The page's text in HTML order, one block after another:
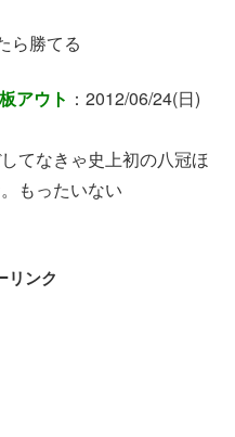
ら勝てる
アウト ：2012/06/24(日)
てなきゃ史上初の八冠ほ
もったいない
リンク